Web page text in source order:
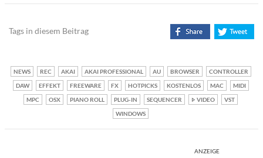
Tags in diesem Beitrag
NEWS REC AKAI AKAI PROFESSIONAL AU BROWSER
CONTROLLER
DAW
EFFEKT FREEWARE FX HOTPICKS KOSTENLOS MAC
MIDI
MPC
OSX PIANO ROLL PLUG-IN SEQUENCER VIDEO
VST
WINDOWS
ANZEIGE